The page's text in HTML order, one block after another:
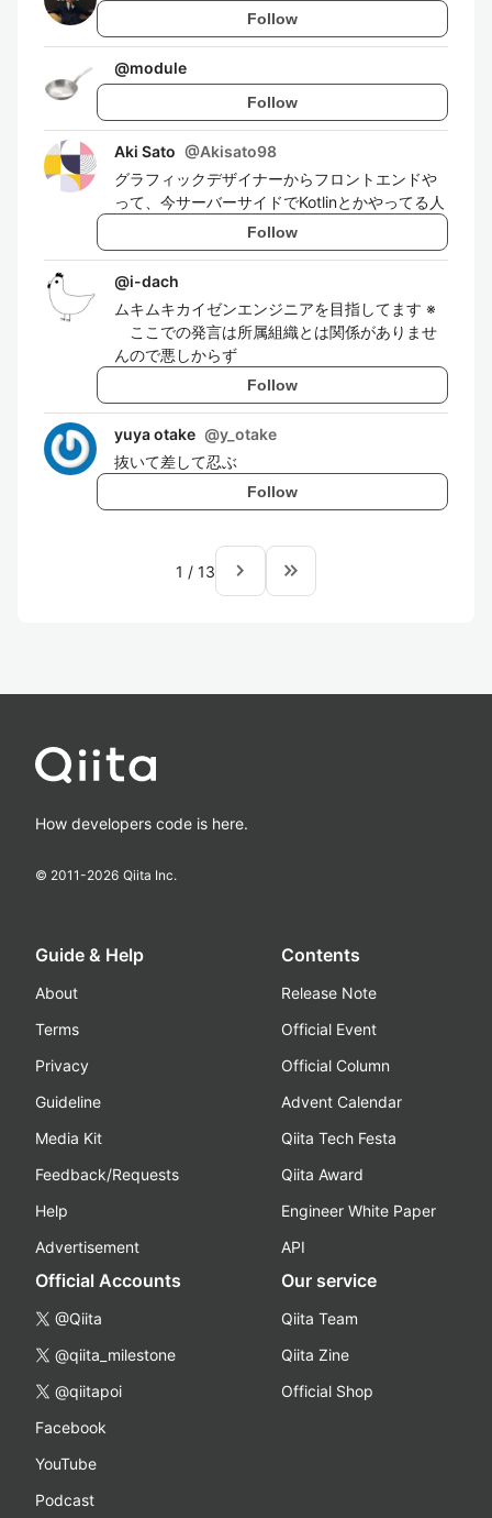
Follow
@module
Follow
Aki Sato @Akisato98
グラフィックデザイナーからフロントエンドや
って、今サーバーサイドでKotlinとかやってる人
Follow
@i-dach
ムキムキカイゼンエンジニアを目指してます ※
ここでの発言は所属組織とは関係がありませ
んので悪しからず
Follow
yuya otake @y_otake
抜いて差して忍ぶ
Follow
1 / 13 navigate_next keyboard_double_arrow_right
How developers code is here.
© 2011-2026 Qiita Inc.
Guide & Help
About
Terms
Privacy
Guideline
Media Kit
Feedback/Requests
Help
Advertisement
Contents
Release Note
Official Event
Official Column
Advent Calendar
Qiita Tech Festa
Qiita Award
Engineer White Paper
API
Official Accounts
@Qiita
@qiita_milestone
@qiitapoi
Facebook
YouTube
Podcast
Our service
Qiita Team
Qiita Zine
Official Shop